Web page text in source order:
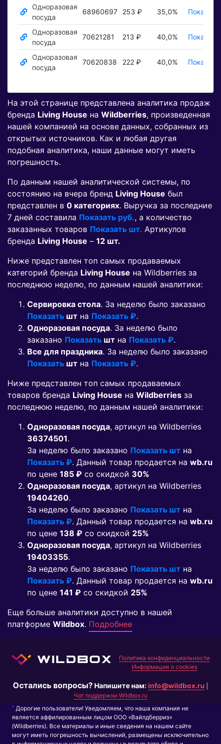
Одноразовая
посуда
68960697 253 ₽ 35,0%
Одноразовая
посуда
70621281 213 ₽ 40,0%
Одноразовая
посуда
70620838 222 ₽ 40,0%
На этой странице представлена аналитика продаж
бренда Living House на Wildberries, произведенная
нашей компанией на основе данных, собранных из
открытых источников. Как и любая другая
подобная аналитика, наши данные могут иметь
погрешность.
По данным нашей аналитической системы, по
состоянию на вчера бренд Living House был
представлен в 0 категориях. Выручка за последние
7 дней составила Показать руб., а количество
заказанных товаров Показать шт. Артикулов
бренда Living House – 12 шт.
Ниже представлен топ самых продаваемых
категорий бренда Living House на Wildberries за
последнюю неделю, по данным нашей аналитики:
Сервировка стола. За неделю было заказано
Показать шт на Показать ₽.
Одноразовая посуда. За неделю было
заказано Показать шт на Показать ₽.
Все для праздника. За неделю было заказано
Показать шт на Показать ₽.
Ниже представлен топ самых продаваемых
товаров бренда Living House на Wildberries за
последнюю неделю, по данным нашей аналитики:
Одноразовая посуда, артикул на Wildberries
36374501.
За неделю было заказано Показать шт на
Показать ₽. Данный товар продается на wb.ru
по цене 185 ₽ co скидкой 30%
Одноразовая посуда, артикул на Wildberries
19404260.
За неделю было заказано Показать шт на
Показать ₽. Данный товар продается на wb.ru
по цене 138 ₽ co скидкой 25%
Одноразовая посуда, артикул на Wildberries
19403355.
За неделю было заказано Показать шт на
Показать ₽. Данный товар продается на wb.ru
по цене 141 ₽ co скидкой 25%
Еще больше аналитики доступно в нашей
платформе Wildbox. Подробнее
Политика конфиденциальности
Информация о cookies
Остались вопросы?Напишите нам:info@wildbox.ru
Чат поддержки Wildbox.ru
* Дорогие пользователи! Уведомляем, что наша компания не
является аффилированным лицом ООО «Вайлдберриз»
(Wildberries). Все материалы и иные сведения на нашем сайте
могут иметь погрешность вычислений, размещены исключительно